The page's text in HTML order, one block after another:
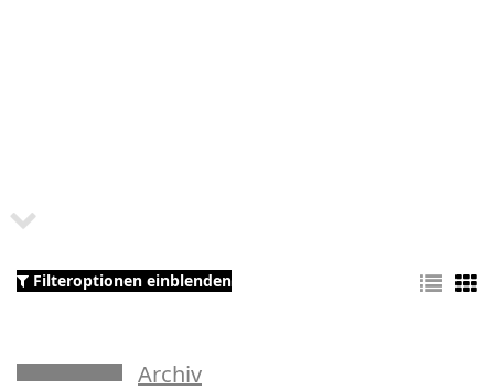
Filteroptionen einblenden
Archiv